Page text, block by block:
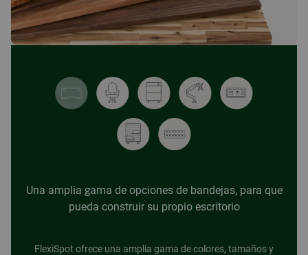
Una amplia gama de opciones de bandejas, para que
pueda construir su propio escritorio
FlexiSpot ofrece una amplia gama de colores, tamaños y